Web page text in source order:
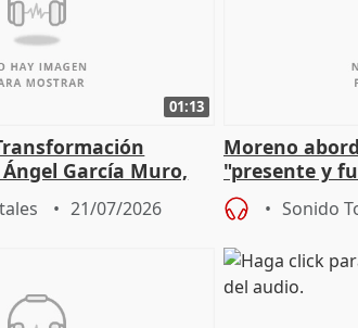
01:13
García Muro,
del Dato
21/07/2026
Moreno
"presente y
preocupación
Sonido